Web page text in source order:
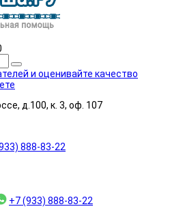
д.100, к. 3, оф. 107
888-83-22
+7 (933) 888-83-22